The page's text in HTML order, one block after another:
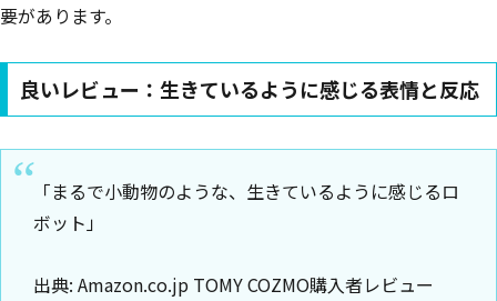
要があります。
良いレビュー：生きているように感じる表情と反応
「まるで小動物のような、生きているように感じるロ
ボット」
出典: Amazon.co.jp TOMY COZMO購入者レビュー